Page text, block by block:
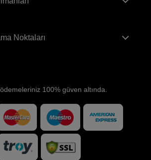
Noktaları
100% güven altında.